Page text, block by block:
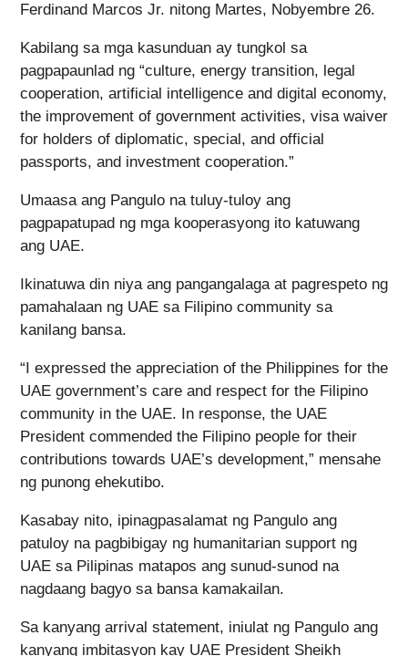
Ferdinand Marcos Jr. nitong Martes, Nobyembre 26.
Kabilang sa mga kasunduan ay tungkol sa
pagpapaunlad ng “culture, energy transition, legal
cooperation, artificial intelligence and digital economy,
the improvement of government activities, visa waiver
for holders of diplomatic, special, and official
passports, and investment cooperation.”
Umaasa ang Pangulo na tuluy-tuloy ang
pagpapatupad ng mga kooperasyong ito katuwang
ang UAE.
Ikinatuwa din niya ang pangangalaga at pagrespeto ng
pamahalaan ng UAE sa Filipino community sa
kanilang bansa.
“I expressed the appreciation of the Philippines for the
UAE government’s care and respect for the Filipino
community in the UAE. In response, the UAE
President commended the Filipino people for their
contributions towards UAE’s development,” mensahe
ng punong ehekutibo.
Kasabay nito, ipinagpasalamat ng Pangulo ang
patuloy na pagbibigay ng humanitarian support ng
UAE sa Pilipinas matapos ang sunud-sunod na
nagdaang bagyo sa bansa kamakailan.
Sa kanyang arrival statement, iniulat ng Pangulo ang
kanyang imbitasyon kay UAE President Sheikh